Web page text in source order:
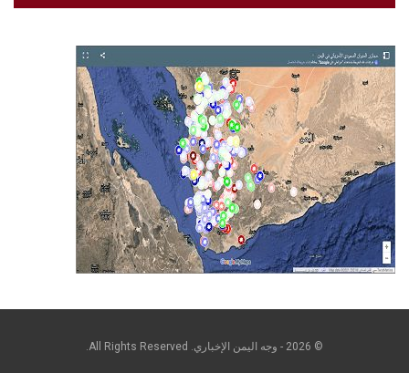
© 2026 - وجه اليمن الإخباري. All Rights Reserved.